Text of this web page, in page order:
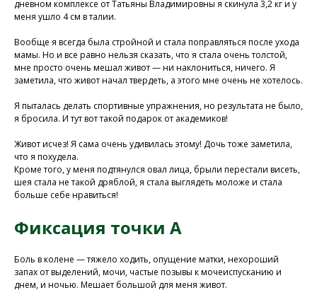
дневном комплексе от Татьяны Владимировны я скинула 3,2 кг и у
меня ушло 4 см в талии.
Вообще я всегда была стройной и стала поправляться после ухода
мамы. Но и все равно нельзя сказать, что я стала очень толстой,
мне просто очень мешал живот — ни наклониться, ничего. Я
заметила, что живот начал твердеть, а этого мне очень не хотелось.
Я пыталась делать спортивные упражнения, но результата не было,
я бросила. И тут вот такой подарок от академиков!
Живот исчез! Я сама очень удивилась этому! Дочь тоже заметила,
что я похудела.
Кроме того, у меня подтянулся овал лица, брыли перестали висеть,
шея стала не такой дряблой, я стала выглядеть моложе и стала
больше себе нравиться!
Фиксация точки А
Боль в колене — тяжело ходить, опущение матки, нехороший
запах от выделений, мочи, частые позывы к мочеиспусканию и
днем, и ночью. Мешает большой для меня живот.
Присоединяйтесь к
нашей программе, чтобы
без лекарств и походов в
Программа восстановления здоровья